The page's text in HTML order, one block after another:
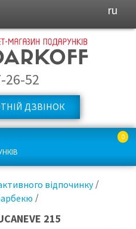
ru
26-52
ДЗВІНОК
0
відпочинку
215